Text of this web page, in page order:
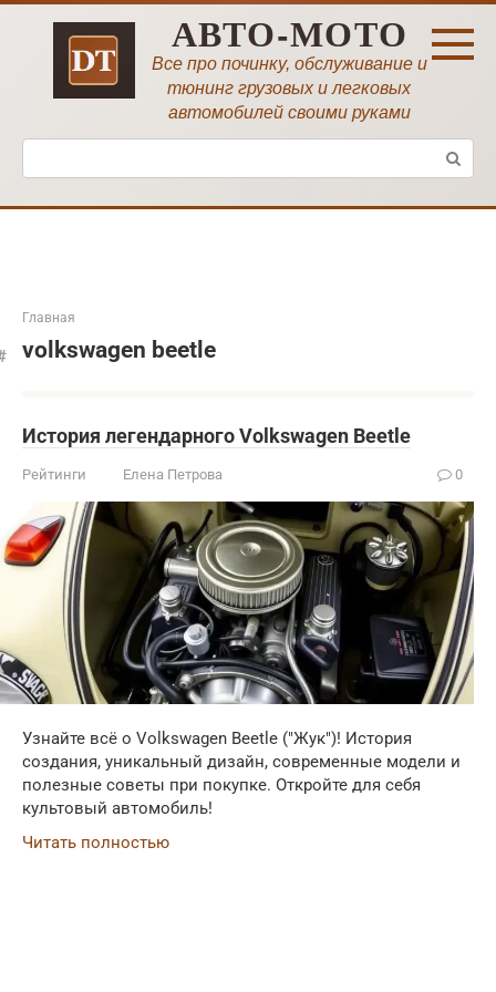
Перейти
АВТО-МОТО
Все про починку, обслуживание и
тюнинг грузовых и легковых
автомобилей своими руками
Поиск:
Главная
volkswagen beetle
История легендарного Volkswagen Beetle
Рейтинги Елена Петрова 0
Узнайте всё о Volkswagen Beetle ("Жук")! История
создания, уникальный дизайн, современные модели и
полезные советы при покупке. Откройте для себя
культовый автомобиль!
Читать полностью